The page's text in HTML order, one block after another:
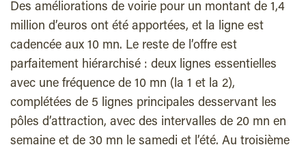
Des améliorations de voirie pour un montant de 1,4
million d’euros ont été apportées, et la ligne est
cadencée aux 10 mn. Le reste de l’offre est
parfaitement hiérarchisé : deux lignes essentielles
avec une fréquence de 10 mn (la 1 et la 2),
complétées de 5 lignes principales desservant les
pôles d’attraction, avec des intervalles de 20 mn en
semaine et de 30 mn le samedi et l’été. Au troisième